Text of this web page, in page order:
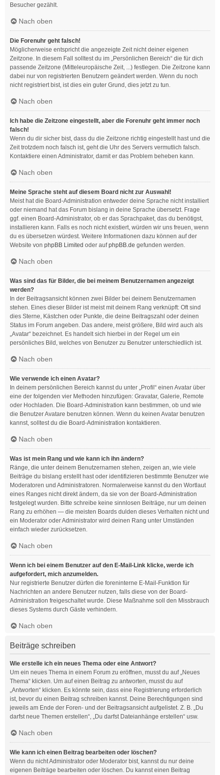
Besucher gezählt.
Nach oben
Die Forenuhr geht falsch!
Möglicherweise entspricht die angezeigte Zeit nicht deiner eigenen
Zeitzone. In diesem Fall solltest du im „Persönlichen Bereich“ die für dich
passende Zeitzone (Mitteleuropäische Zeit, ...) festlegen. Die Zeitzone kann
dabei nur von registrierten Benutzern geändert werden. Wenn du noch
nicht registriert bist, ist dies ein guter Grund, dies jetzt zu tun.
Nach oben
Ich habe die Zeitzone eingestellt, aber die Forenuhr geht immer noch
falsch!
Wenn du dir sicher bist, dass du die Zeitzone richtig eingestellt hast und die
Zeit trotzdem noch falsch ist, geht die Uhr des Servers vermutlich falsch.
Kontaktiere einen Administrator, damit er das Problem beheben kann.
Nach oben
Meine Sprache steht auf diesem Board nicht zur Auswahl!
Meist hat die Board-Administration entweder deine Sprache nicht installiert
oder niemand hat das Forum bislang in deine Sprache übersetzt. Frage
ggf. einen Board-Administrator, ob er das Sprachpaket, das du benötigst,
installieren kann. Falls es noch nicht existiert, würden wir uns freuen, wenn
du es übersetzen würdest. Weitere Informationen dazu können auf der
Website von phpBB Limited oder aufphpBB.de gefunden werden.
Nach oben
Was sind das für Bilder, die bei meinem Benutzernamen angezeigt
werden?
In der Beitragsansicht können zwei Bilder bei deinem Benutzernamen
stehen. Eines dieser Bilder ist meist mit deinem Rang verknüpft: Oft sind
dies Sterne, Kästchen oder Punkte, die deine Beitragszahl oder deinen
Status im Forum angeben. Das andere, meist größere, Bild wird auch als
„Avatar“ bezeichnet. Es handelt sich hierbei in der Regel um ein
persönliches Bild, welches von Benutzer zu Benutzer unterschiedlich ist.
Nach oben
Wie verwende ich einen Avatar?
In deinem persönlichen Bereich kannst du unter „Profil“ einen Avatar über
eine der folgenden vier Methoden hinzufügen: Gravatar, Galerie, Remote
oder Hochladen. Die Board-Administration kann bestimmen, ob und wie
die Benutzer Avatare benutzen können. Wenn du keinen Avatar benutzen
kannst, solltest du die Board-Administration kontaktieren.
Nach oben
Was ist mein Rang und wie kann ich ihn ändern?
Ränge, die unter deinem Benutzernamen stehen, zeigen an, wie viele
Beiträge du bislang erstellt hast oder identifizieren bestimmte Benutzer wie
Moderatoren und Administratoren. Normalerweise kannst du den Wortlaut
eines Ranges nicht direkt ändern, da sie von der Board-Administration
festgelegt wurden. Bitte schreibe keine sinnlosen Beiträge, nur um deinen
Rang zu erhöhen — die meisten Boards dulden dieses Verhalten nicht und
ein Moderator oder Administrator wird deinen Rang unter Umständen
einfach wieder zurücksetzen.
Nach oben
Wenn ich bei einem Benutzer auf den E-Mail-Link klicke, werde ich
aufgefordert, mich anzumelden.
Nur registrierte Benutzer dürfen die foreninterne E-Mail-Funktion für
Nachrichten an andere Benutzer nutzen, falls diese von der Board-
Administration freigeschaltet wurde. Diese Maßnahme soll den Missbrauch
dieses Systems durch Gäste verhindern.
Nach oben
Beiträge schreiben
Wie erstelle ich ein neues Thema oder eine Antwort?
Um ein neues Thema in einem Forum zu eröffnen, musst du auf „Neues
Thema“ klicken. Um auf einen Beitrag zu antworten, musst du auf
„Antworten“ klicken. Es könnte sein, dass eine Registrierung erforderlich
ist, bevor du einen Beitrag schreiben kannst. Deine Berechtigungen sind
jeweils am Ende der Foren- und der Beitragsansicht aufgelistet. Z. B. „Du
darfst neue Themen erstellen“, „Du darfst Dateianhänge erstellen“ usw.
Nach oben
Wie kann ich einen Beitrag bearbeiten oder löschen?
Wenn du nicht Administrator oder Moderator bist, kannst du nur deine
eigenen Beiträge bearbeiten oder löschen. Du kannst einen Beitrag